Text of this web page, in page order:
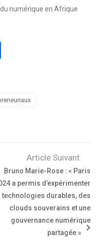
du numérique en Afrique
Article Suivant
Bruno Marie-Rose : « Paris
a permis d’expérimenter
technologies durables, des
clouds souverains et une
gouvernance numérique
partagée »